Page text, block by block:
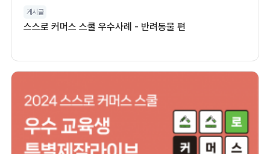
게시글
스스로 커머스 스쿨 우수사례 - 반려동물 편